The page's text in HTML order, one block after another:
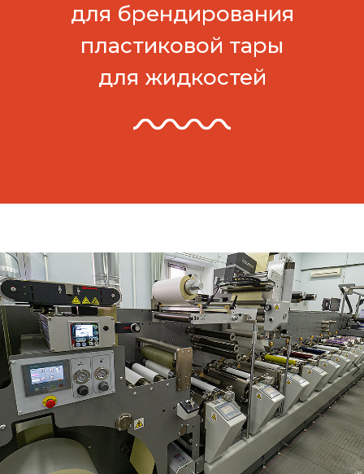
для брендирования
пластиковой тары
для жидкостей